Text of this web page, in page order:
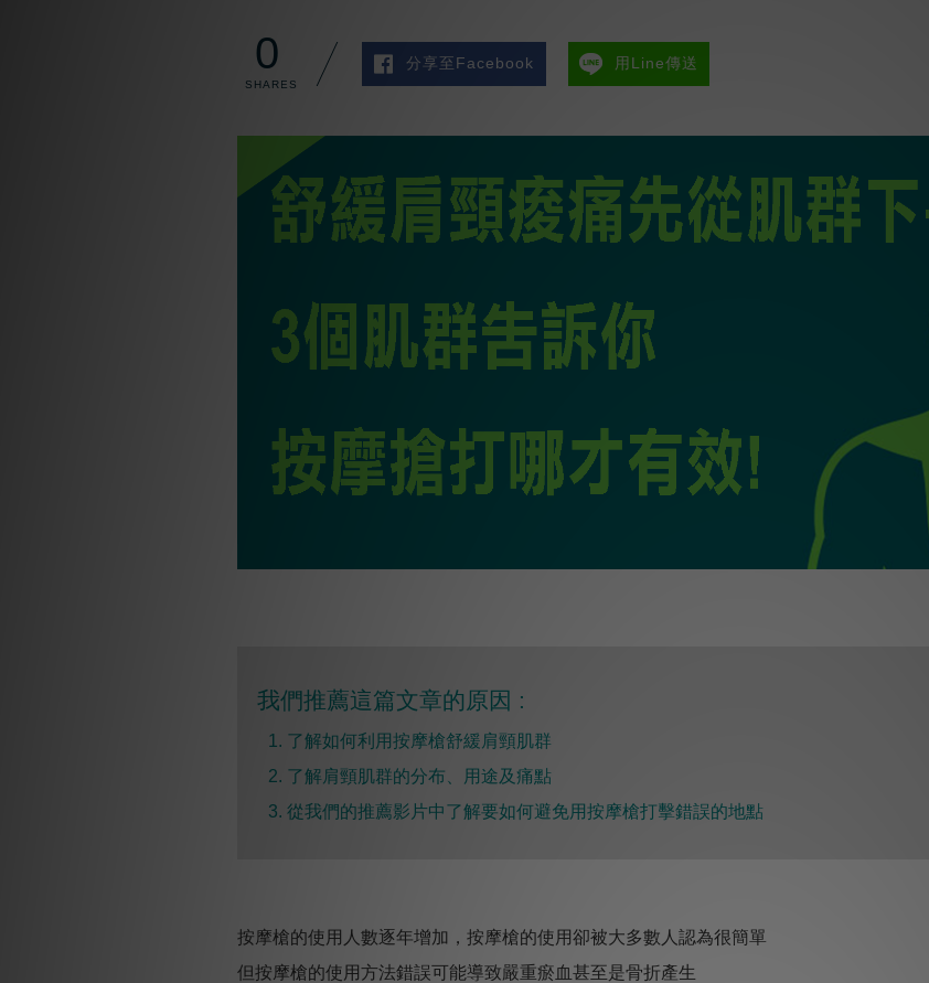
0 分享至Facebook 用Line傳送
我們推薦這篇文章的原因 :
1. 了解如何利用按摩槍舒緩肩頸肌群
2. 了解肩頸肌群的分布、用途及痛點
3. 從我們的推薦影片中了解要如何避免用按摩槍打擊錯誤的地點
按摩槍的使用人數逐年增加，按摩槍的使用卻被大多數人認為很簡單
但按摩槍的使用方法錯誤可能導致嚴重瘀血甚至是骨折產生